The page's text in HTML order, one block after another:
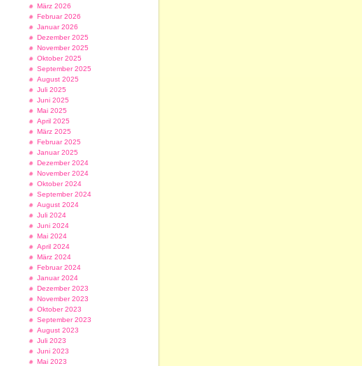
März 2026
Februar 2026
Januar 2026
Dezember 2025
November 2025
Oktober 2025
September 2025
August 2025
Juli 2025
Juni 2025
Mai 2025
April 2025
März 2025
Februar 2025
Januar 2025
Dezember 2024
November 2024
Oktober 2024
September 2024
August 2024
Juli 2024
Juni 2024
Mai 2024
April 2024
März 2024
Februar 2024
Januar 2024
Dezember 2023
November 2023
Oktober 2023
September 2023
August 2023
Juli 2023
Juni 2023
Mai 2023